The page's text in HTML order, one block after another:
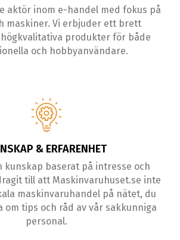
aktör inom e-handel med fokus på
maskiner. Vi erbjuder ett brett
produkter för både
och hobbyanvändare.
& ERFARENHET
kunskap baserat på intresse och
till att Maskinvaruhuset.se inte
maskinvaruhandel på nätet, du
om tips och råd av vår sakkunniga
personal.